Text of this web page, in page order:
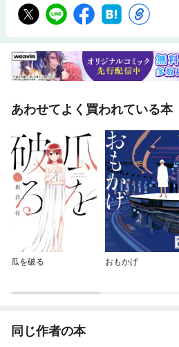
あわせてよく買われている本
瓜を破る おもかげ
同じ作者の本